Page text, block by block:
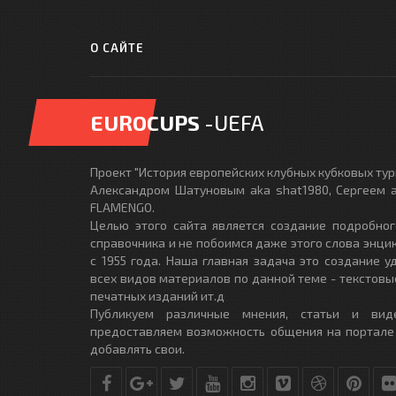
О САЙТЕ
EUROCUPS -UEFA
Проект "История европейских клубных кубковых
Александром Шатуновым aka shat1980, Сергеем
FLAMENGO.
Целью этого сайта является создание
справочника и не побоимся даже этого слова
с 1955 года. Наша главная задача это создание
всех видов материалов по данной теме -
печатных изданий ит.д
Публикуем различные мнения, статьи и
предоставляем возможность общения на
добавлять свои.